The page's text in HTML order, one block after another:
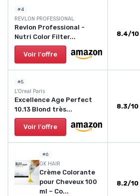
#4
REVLON PROFESSIONAL
Revlon Professional -
Nutri Color Filter...
Voir l'offre
8.4/10
#5
L'Oreal Paris
Excellence Age Perfect
10.13 Blond très...
Voir l'offre
8.3/10
#6
GK HAIR
Crème Colorante
pour Cheveux 100
ml – Co...
8.2/10